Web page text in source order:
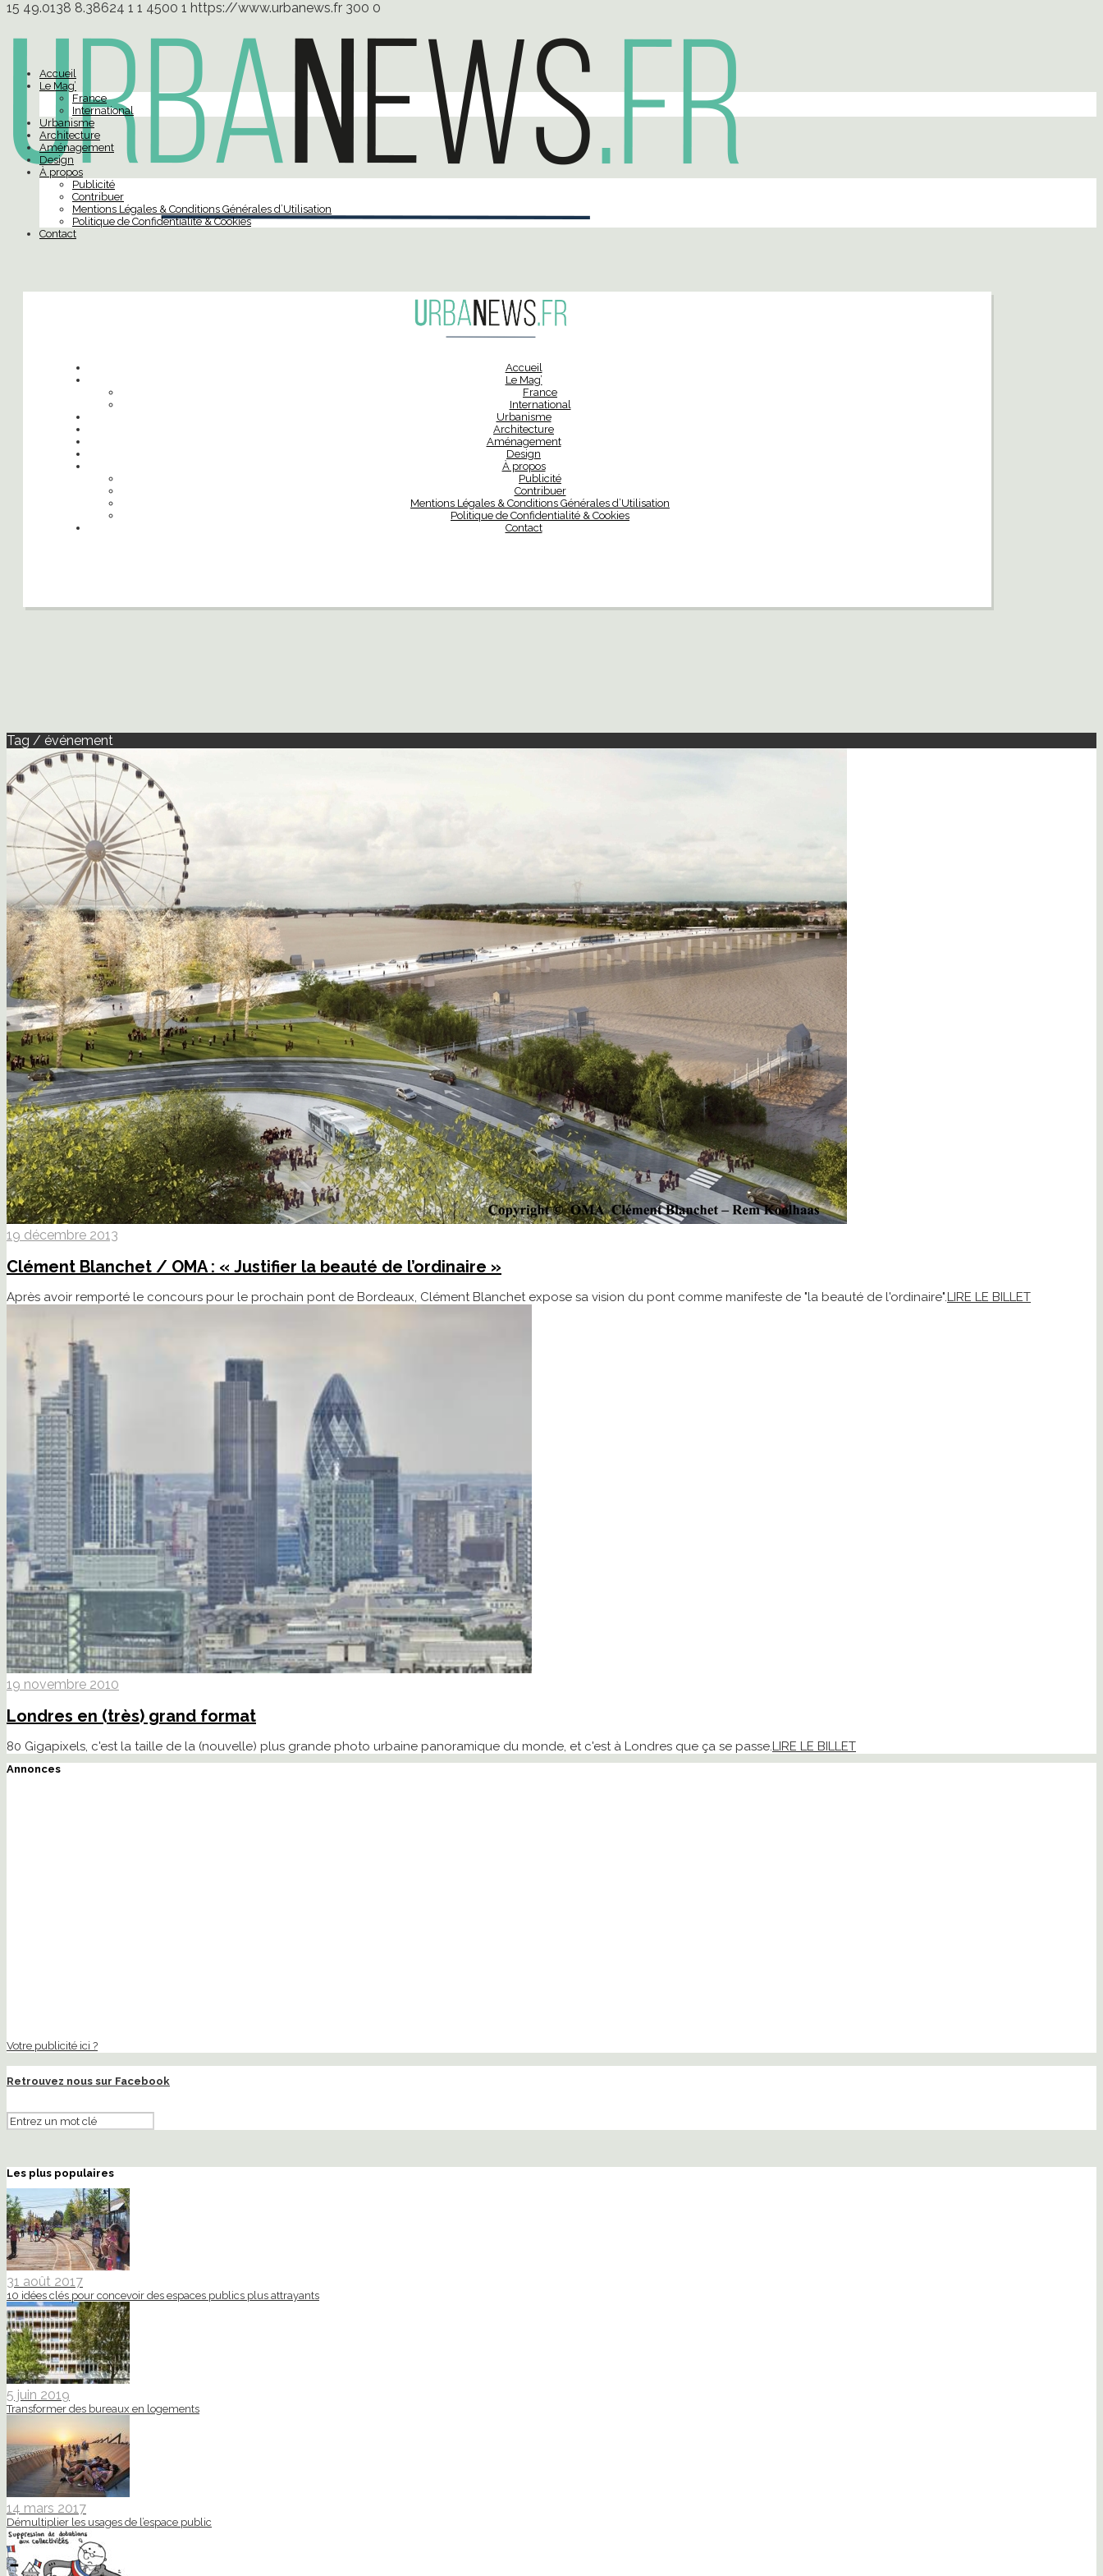
15 49.0138 8.38624 1 1 4500 1 https://www.urbanews.fr 300 0
Accueil
Le Mag’
France
International
Urbanisme
Architecture
Aménagement
Design
À propos
Publicité
Contribuer
Mentions Légales & Conditions Générales d’Utilisation
Politique de Confidentialité & Cookies
Contact
Accueil
Le Mag’
France
International
Urbanisme
Architecture
Aménagement
Design
À propos
Publicité
Contribuer
Mentions Légales & Conditions Générales d’Utilisation
Politique de Confidentialité & Cookies
Contact
Tag / événement
19 décembre 2013
Clément Blanchet / OMA : « Justifier la beauté de l’ordinaire »
Après avoir remporté le concours pour le prochain pont de Bordeaux, Clément Blanchet expose sa vision du pont comme manifeste de "la beauté de l'ordinaire".LIRE LE BILLET
19 novembre 2010
Londres en (très) grand format
80 Gigapixels, c'est la taille de la (nouvelle) plus grande photo urbaine panoramique du monde, et c'est à Londres que ça se passe.LIRE LE BILLET
Annonces
Votre publicité ici ?
Retrouvez nous sur Facebook
Les plus populaires
31 août 2017
10 idées clés pour concevoir des espaces publics plus attrayants
5 juin 2019
Transformer des bureaux en logements
14 mars 2017
Démultiplier les usages de l’espace public